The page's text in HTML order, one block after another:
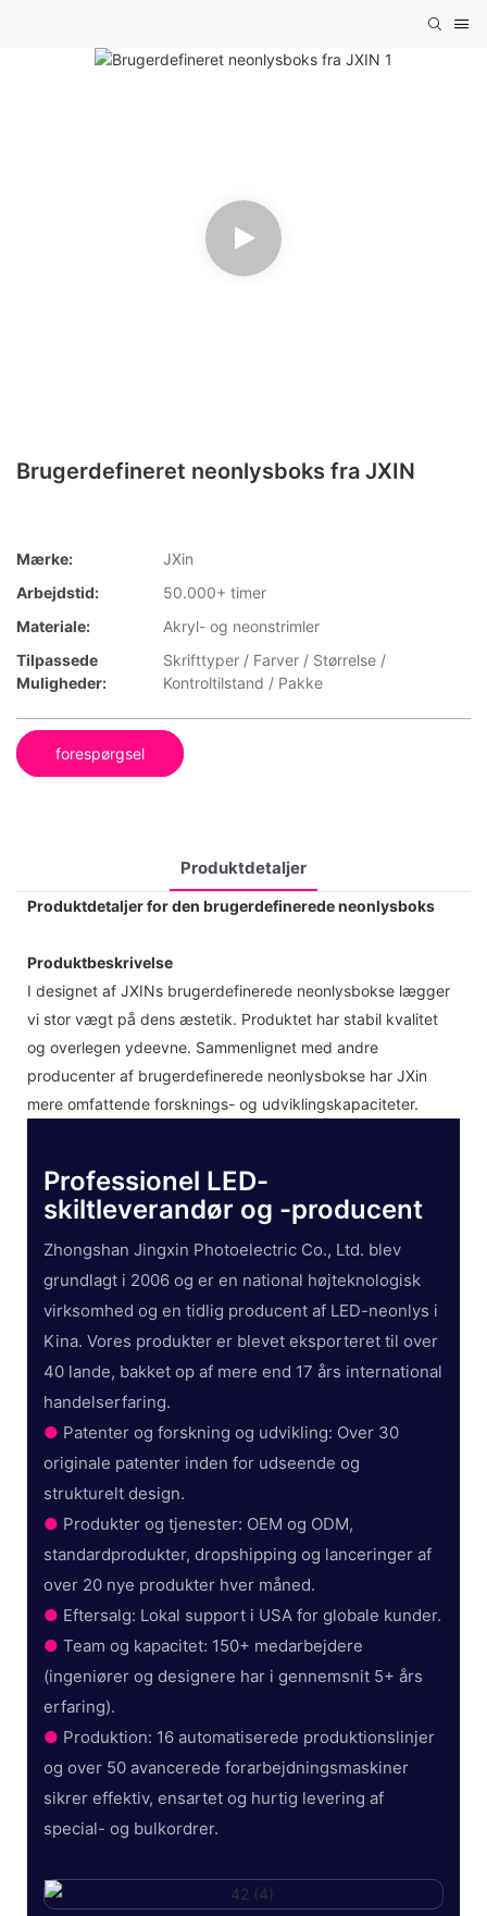
Brugerdefineret neonlysboks fra JXIN
Mærke:
JXin
Arbejdstid:
50.000+ timer
Materiale:
Akryl- og neonstrimler
Tilpassede
Muligheder:
Skrifttyper / Farver / Størrelse /
Kontroltilstand / Pakke
forespørgsel
Produktdetaljer
Produktdetaljer for den brugerdefinerede neonlysboks
Produktbeskrivelse
I designet af JXINs brugerdefinerede neonlysbokse lægger
vi stor vægt på dens æstetik. Produktet har stabil kvalitet
og overlegen ydeevne. Sammenlignet med andre
producenter af brugerdefinerede neonlysbokse har JXin
mere omfattende forsknings- og udviklingskapaciteter.
Professionel LED-
skiltleverandør og -producent
Zhongshan Jingxin Photoelectric Co., Ltd. blev
grundlagt i 2006 og er en national højteknologisk
virksomhed og en tidlig producent af LED-neonlys i
Kina. Vores produkter er blevet eksporteret til over
40 lande, bakket op af mere end 17 års international
handelserfaring.
● Patenter og forskning og udvikling: Over 30
originale patenter inden for udseende og
strukturelt design.
● Produkter og tjenester: OEM og ODM,
standardprodukter, dropshipping og lanceringer af
over 20 nye produkter hver måned.
● Eftersalg: Lokal support i USA for globale kunder.
● Team og kapacitet: 150+ medarbejdere
(ingeniører og designere har i gennemsnit 5+ års
erfaring).
● Produktion: 16 automatiserede produktionslinjer
og over 50 avancerede forarbejdningsmaskiner
sikrer effektiv, ensartet og hurtig levering af
special- og bulkordrer.